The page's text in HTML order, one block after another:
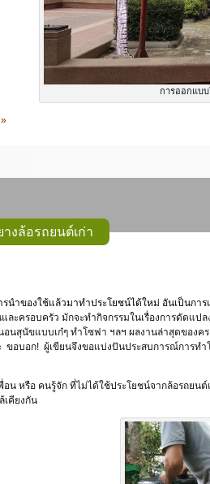
การออกแบ
งล้อรถยนต์เก่า
นำของใช้แล้วมาทำประโยชน์ได้ใหม่ อันเป็นกา
และครอบครัว มักจะทำกิจกรรมในเรื่องการดัดแ
อนสุนัขแบบเก๋ๆ ทำโซฟา ฯลฯ ผลงานล่าสุดของ
ขอบอก! ผู้เขียนจึงขอแบ่งปันประสบการณ์การท
อน หรือ คนรู้จัก ที่ไม่ได้ใช้ประโยชน์จากล้อรถ
เคียงกัน